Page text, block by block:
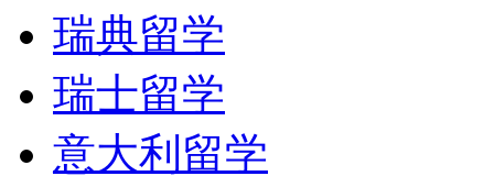
瑞典留学
瑞士留学
意大利留学